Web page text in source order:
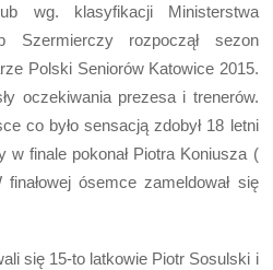
wg. klasyfikacji Ministerstwa
Szermierczy rozpoczął sezon
Polski Seniorów Katowice 2015.
oczekiwania prezesa i trenerów.
co było sensacją zdobył 18 letni
finale pokonał Piotra Koniusza (
ósemce zameldował się
się 15-to latkowie Piotr Sosulski i